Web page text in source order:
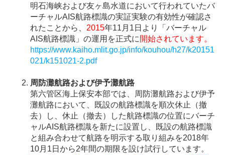
明石海峡および友ヶ島水道において行われていたバ
ーチャルAIS航路標識の実証実験の有効性が確認さ
れたことから、 2015年11月1日より「バーチャル
AIS航路標識」の運用を正式に 開始されています。
https://www.kaiho.mlit.go.jp/info/kouhou/h27/k20151
021/k151021-2.pdf
周防灘航路および伊予灘航路
第六管区海上保安本部では、周防灘航路および伊予
灘航路において、既設の航路標識を順次休止（撤
去）し、休止（撤去）した航路標識の位置にバーチ
ャルAIS航路標識を新たに設置し、既設の航路標識
と組み合わせて航路を明示する取り組みを2018年
10月1日から2年間の期限を設け試行しています。